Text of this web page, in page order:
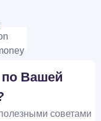
Вашей
советами